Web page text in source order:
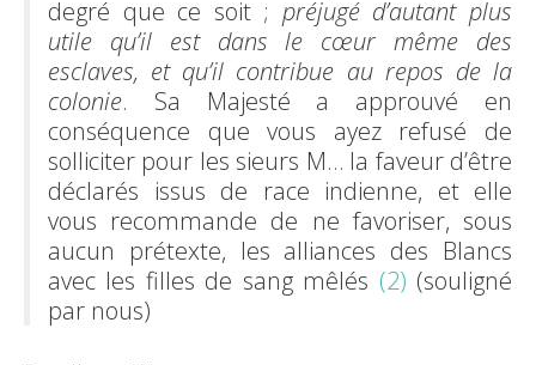
degré que ce soit ; préjugé d’autant plus
utile qu’il est dans le cœur même des
esclaves, et qu’il contribue au repos de la
colonie. Sa Majesté a approuvé en
conséquence que vous ayez refusé de
solliciter pour les sieurs M… la faveur d’être
déclarés issus de race indienne, et elle
vous recommande de ne favoriser, sous
aucun prétexte, les alliances des Blancs
avec les filles de sang mêlés (2) (souligné
par nous)